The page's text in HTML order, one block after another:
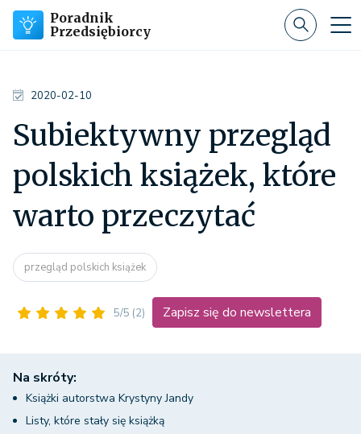
Poradnik
Przedsiębiorcy
2020-02-10
Subiektywny przegląd
polskich książek, które
warto przeczytać
przegląd polskich książek
5/5 (2) Zapisz się do newslettera
Na skróty:
Książki autorstwa Krystyny Jandy
Listy, które stały się książką